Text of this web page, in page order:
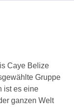
Gruppe
ist es eine
ganzen Welt